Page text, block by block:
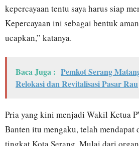
kepercayaan tentu saya harus siap
Kepercayaan ini sebagai bentuk
ucapkan,” katanya.
Baca Juga : Pemkot Serang
Relokasi dan Revitalisasi Pasar Rau
Pria yang kini menjadi Wakil Ketua
Banten itu mengaku, telah mendapat